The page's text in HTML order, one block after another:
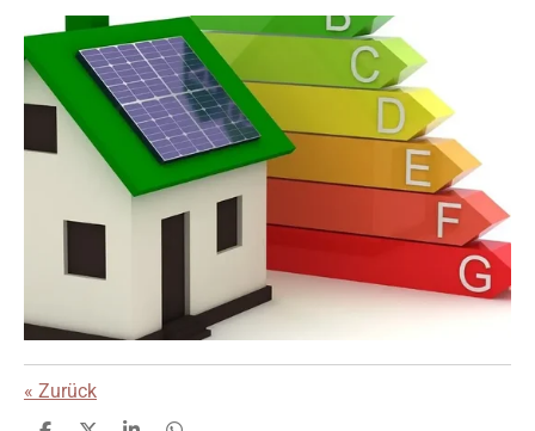
« Zurück